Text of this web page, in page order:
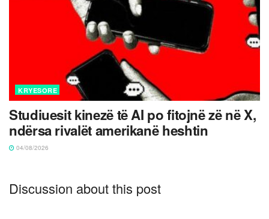
KRYESORE
Studiuesit kinezë të AI po fitojnë zë në X,
ndërsa rivalët amerikanë heshtin
04/08/2026
Discussion about this post